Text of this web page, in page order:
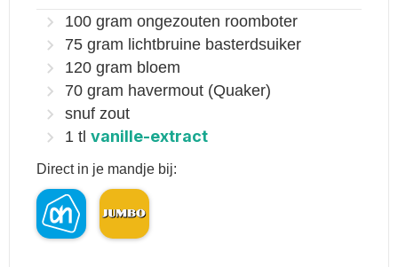
100 gram ongezouten roomboter
75 gram lichtbruine basterdsuiker
120 gram bloem
70 gram havermout (Quaker)
snuf zout
1 tl vanille-extract
Direct in je mandje bij: